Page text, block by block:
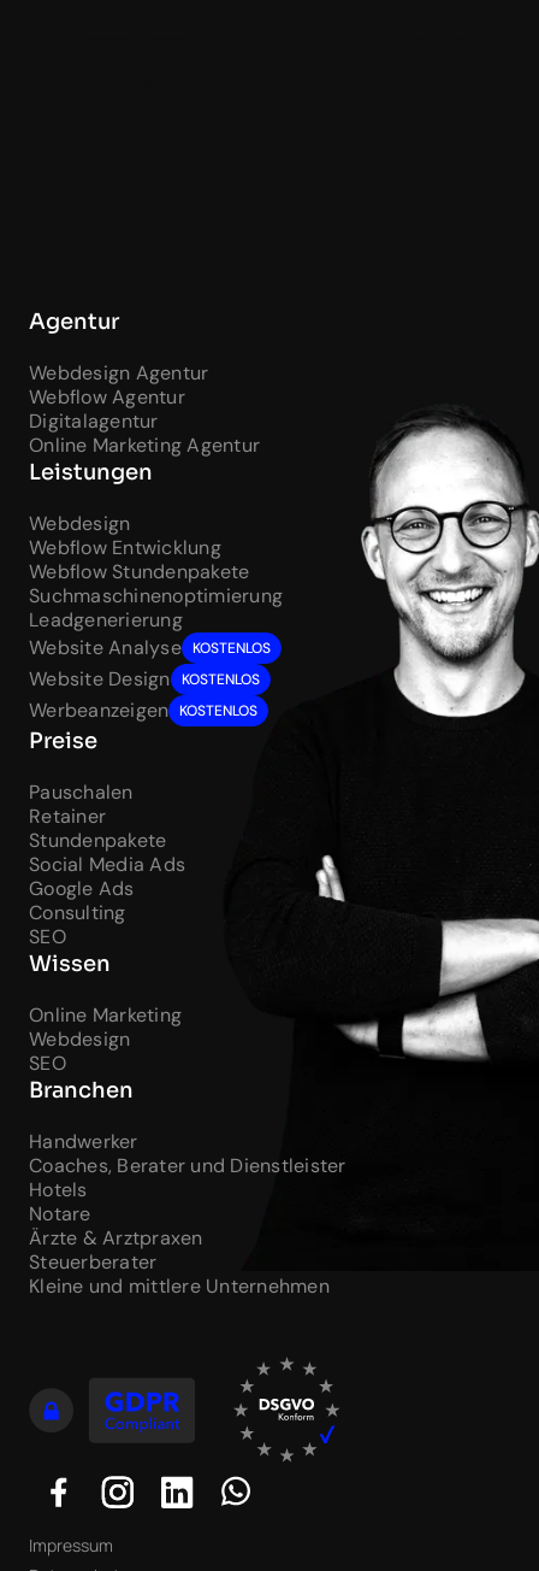
Agentur
Webdesign Agentur
Webflow Agentur
Digitalagentur
Online Marketing Agentur
Leistungen
Webdesign
Webflow Entwicklung
Webflow Stundenpakete
Suchmaschinenoptimierung
Leadgenerierung
Website Analyse KOSTENLOS
Website Design KOSTENLOS
Werbeanzeigen KOSTENLOS
Preise
Pauschalen
Retainer
Stundenpakete
Social Media Ads
Google Ads
Consulting
SEO
Wissen
Online Marketing
Webdesign
SEO
Branchen
Handwerker
Coaches, Berater und Dienstleister
Hotels
Notare
Ärzte & Arztpraxen
Steuerberater
Kleine und mittlere Unternehmen
Impressum